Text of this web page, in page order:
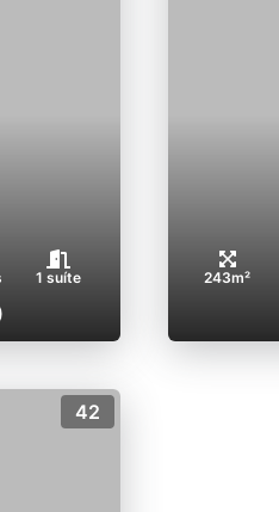
1 suíte 243m²
42